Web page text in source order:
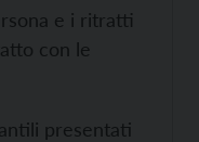
e i ritratti
con le
presentati